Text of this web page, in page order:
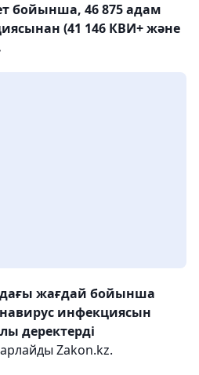
бойынша, 46 875 адам
(41 146 КВИ+ және
жағдай бойынша
инфекциясын
деректерді
Zakon.kz.